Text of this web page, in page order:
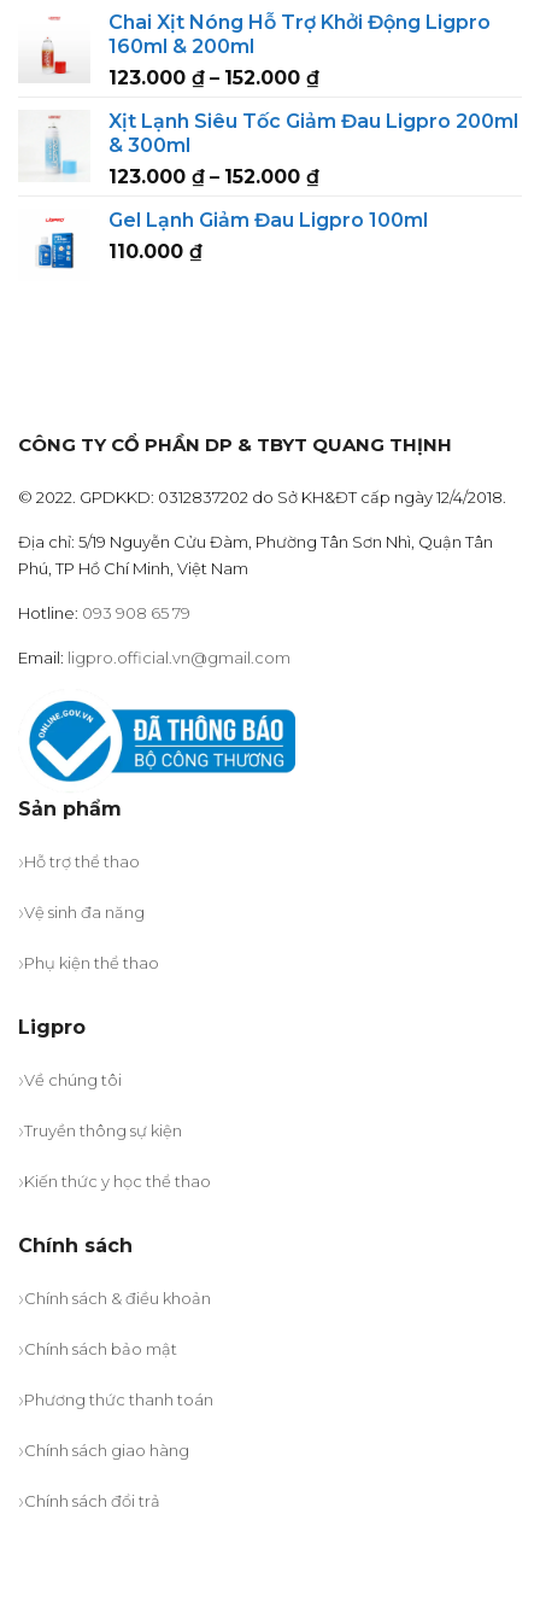
123.000 ₫
152.000 ₫
Chai Xịt Nóng Hỗ Trợ Khởi Động Ligpro
160ml & 200ml
123.000 ₫ – 152.000 ₫Price
123.000 ₫
152.000 ₫
Xịt Lạnh Siêu Tốc Giảm Đau Ligpro 200ml
& 300ml
123.000 ₫ – 152.000 ₫Price
123.000 ₫
Gel Lạnh Giảm Đau Ligpro 100ml
110.000 ₫
CÔNG TY CỔ PHẦN DP & TBYT QUANG THỊNH
© 2022. GPDKKD: 0312837202 do Sở KH&ĐT cấp ngày 12/4/2018.
Địa chỉ: 5/19 Nguyễn Cửu Đàm, Phường Tân Sơn Nhì, Quận Tân
Phú, TP Hồ Chí Minh, Việt Nam
Hotline: 093 908 65 79
Email: ligpro.official.vn@gmail.com
Sản phẩm
Hỗ trợ thể thao
Vệ sinh đa năng
Phụ kiện thể thao
Ligpro
Về chúng tôi
Truyền thông sự kiện
Kiến thức y học thể thao
Chính sách
Chính sách & điều khoản
Chính sách bảo mật
Phương thức thanh toán
Chính sách giao hàng
Chính sách đổi trả